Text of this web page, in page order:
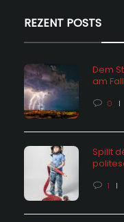
REZENT POSTS
Dem
am
0
Spillt
1